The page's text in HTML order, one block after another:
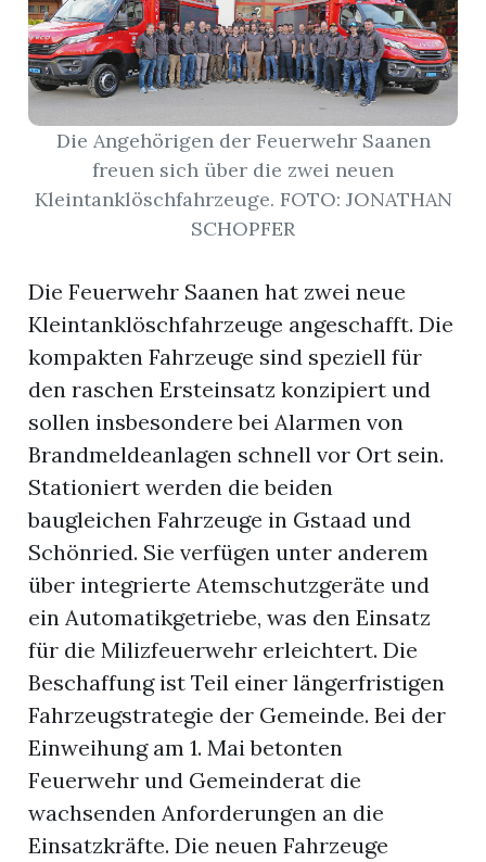
Die Angehörigen der Feuerwehr Saanen
freuen sich über die zwei neuen
Kleintanklöschfahrzeuge. FOTO: JONATHAN
SCHOPFER
Die Feuerwehr Saanen hat zwei neue
Kleintanklöschfahrzeuge angeschafft. Die
kompakten Fahrzeuge sind speziell für
den raschen Ersteinsatz konzipiert und
sollen insbesondere bei Alarmen von
Brandmeldeanlagen schnell vor Ort sein.
Stationiert werden die beiden
baugleichen Fahrzeuge in Gstaad und
Schönried. Sie verfügen unter anderem
über integrierte Atemschutzgeräte und
ein Automatikgetriebe, was den Einsatz
für die Milizfeuerwehr erleichtert. Die
Beschaffung ist Teil einer längerfristigen
Fahrzeugstrategie der Gemeinde. Bei der
Einweihung am 1. Mai betonten
Feuerwehr und Gemeinderat die
wachsenden Anforderungen an die
Einsatzkräfte. Die neuen Fahrzeuge